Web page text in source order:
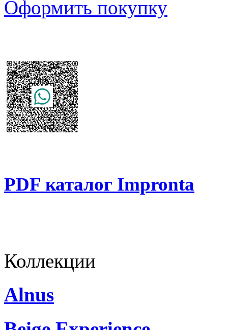
Оформить покупку
PDF каталог Impronta
Коллекции
Alnus